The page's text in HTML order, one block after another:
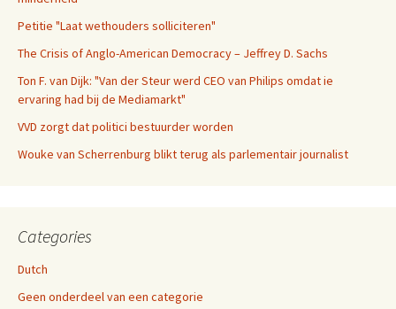
Petitie "Laat wethouders solliciteren"
The Crisis of Anglo-American Democracy – Jeffrey D. Sachs
Ton F. van Dijk: "Van der Steur werd CEO van Philips omdat ie
ervaring had bij de Mediamarkt"
VVD zorgt dat politici bestuurder worden
Wouke van Scherrenburg blikt terug als parlementair journalist
Categories
Dutch
Geen onderdeel van een categorie